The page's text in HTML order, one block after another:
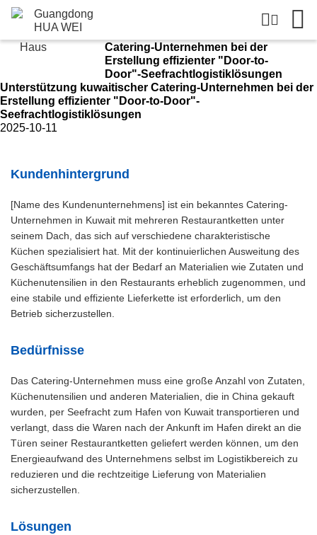
Details der Lösungen
Haus
Lösungen
Catering-Unternehmen bei der
Erstellung effizienter "Door-to-
Door"-Seefrachtlogistiklösungen
Unterstützung kuwaitischer Catering-Unternehmen bei der
Erstellung effizienter "Door-to-Door"-
Seefrachtlogistiklösungen
2025-10-11
Kundenhintergrund
[Name des Kundenunternehmens] ist ein bekanntes Catering-
Unternehmen in Kuwait mit mehreren Restaurantketten unter
seinem Dach, das sich auf verschiedene charakteristische
Küchen spezialisiert hat. Mit der kontinuierlichen Ausweitung des
Geschäftsumfangs hat der Bedarf an Materialien wie Zutaten und
Küchenutensilien in den Restaurants erheblich zugenommen, und
eine stabile und effiziente Lieferkette ist erforderlich, um den
Betrieb sicherzustellen.
Bedürfnisse
Das Catering-Unternehmen muss eine große Anzahl von Zutaten,
Küchenutensilien und anderen Materialien, die in China gekauft
wurden, per Seefracht zum Hafen von Kuwait transportieren und
verlangt, dass die Waren nach der Ankunft im Hafen direkt an die
Türen seiner Restaurantketten geliefert werden können, um den
Energieaufwand des Unternehmens selbst im Logistikbereich zu
reduzieren und die rechtzeitige Lieferung von Materialien
sicherzustellen.
Lösungen